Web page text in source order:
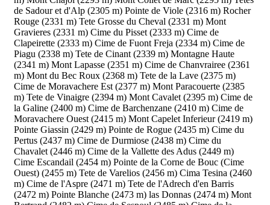
de Sadour et d'Alp (2305 m) Pointe de Viole (2316 m) Rocher
Rouge (2331 m) Tete Grosse du Cheval (2331 m) Mont
Gravieres (2331 m) Cime du Pisset (2333 m) Cime de
Clapeirette (2333 m) Cime de Fuont Freja (2334 m) Cime de
Piagu (2338 m) Tete de Cinant (2339 m) Montagne Haute
(2341 m) Mont Lapasse (2351 m) Cime de Chanvrairee (2361
m) Mont du Bec Roux (2368 m) Tete de la Lave (2375 m)
Cime de Moravachere Est (2377 m) Mont Paracouerte (2385
m) Tete de Vinaigre (2394 m) Mont Cavalet (2395 m) Cime de
la Galine (2400 m) Cime de Barchenzane (2410 m) Cime de
Moravachere Ouest (2415 m) Mont Capelet Inferieur (2419 m)
Pointe Giassin (2429 m) Pointe de Rogue (2435 m) Cime du
Pertus (2437 m) Cime de Durmiose (2438 m) Cime du
Chavalet (2446 m) Cime de la Vallette des Adus (2449 m)
Cime Escandail (2454 m) Pointe de la Corne de Bouc (Cime
Ouest) (2455 m) Tete de Varelios (2456 m) Cima Tesina (2460
m) Cime de l'Aspre (2471 m) Tete de l'Adrech d'en Barris
(2472 m) Pointe Blanche (2473 m) las Donnas (2474 m) Mont